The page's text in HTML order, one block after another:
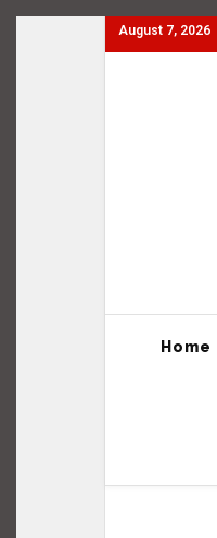
August 7, 2026
Home